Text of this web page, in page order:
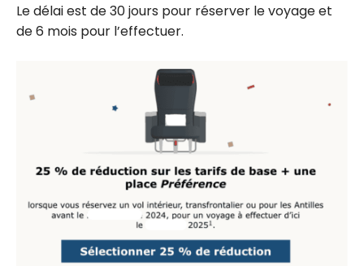
Le délai est de 30 jours pour réserver le voyage et
de 6 mois pour l’effectuer.